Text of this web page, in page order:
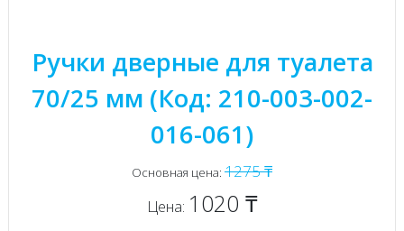
Ручки дверные для туалета
70/25 мм (Код: 210-003-002-
016-061)
Основная цена: 1275 ₸
Цена: 1020 ₸